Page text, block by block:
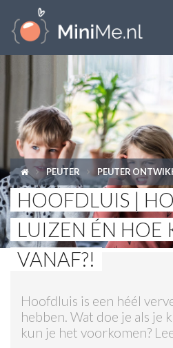
ZWANGER WORDEN
ZWANGER
BABY
PEUTER
KIND
LIFESTYLE
SHOPS
ACTIES & KORTING
PEUTER PEUTER
HOOFDLUIS |
LUIZEN ÉN HOE
VANAF?!
Hoofdluis is een héél
hebben. Wat doe je als je
kun je het voorkomen?